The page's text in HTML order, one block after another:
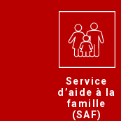
Service
d’aide à la
famille
(SAF)